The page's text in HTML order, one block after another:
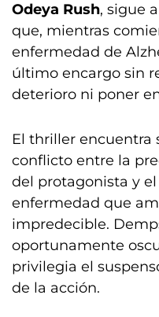
Odeya Rush, sigue
que, mientras
enfermedad de
último encargo sin
deterioro ni poner
El thriller encuentra
conflicto entre la
del protagonista y
enfermedad que
impredecible.
oportunamente
privilegia el
de la acción.